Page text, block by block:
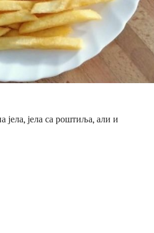
јела, јела са роштиља, али и